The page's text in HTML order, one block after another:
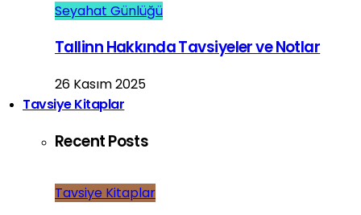
Seyahat Günlüğü
Tallinn Hakkında Tavsiyeler ve Notlar
26 Kasım 2025
Tavsiye Kitaplar
Recent Posts
Tavsiye Kitaplar